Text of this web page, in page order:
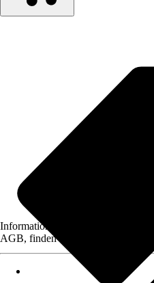
Informationen des Verkäufers, wie
AGB, finden Sie bei Klick auf den